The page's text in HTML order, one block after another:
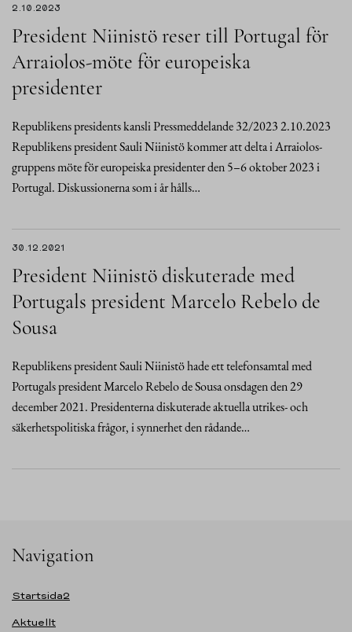
2.10.2023
President Niinistö reser till Portugal för
Arraiolos-möte för europeiska
presidenter
Republikens presidents kansli Pressmeddelande 32/2023 2.10.2023
Republikens president Sauli Niinistö kommer att delta i Arraiolos-
gruppens möte för europeiska presidenter den 5–6 oktober 2023 i
Portugal. Diskussionerna som i år hålls…
30.12.2021
President Niinistö diskuterade med
Portugals president Marcelo Rebelo de
Sousa
Republikens president Sauli Niinistö hade ett telefonsamtal med
Portugals president Marcelo Rebelo de Sousa onsdagen den 29
december 2021. Presidenterna diskuterade aktuella utrikes- och
säkerhetspolitiska frågor, i synnerhet den rådande…
Navigation
Startsida2
Aktuellt